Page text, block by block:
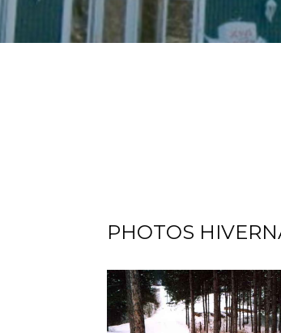
PHOTOS